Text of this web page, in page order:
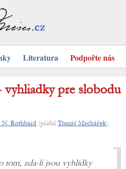
Literatura Podpořte nás
vyhliadky pre slobodu
Rothbard (přidal Tomáš Macháček),
tom, zda-li jsou vyhlídky